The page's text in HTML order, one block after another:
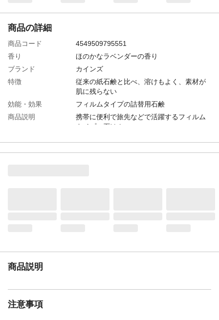
商品の詳細
商品コード
4549509795551
香り
ほのかなラベンダーの香り
ブランド
カインズ
特徴
従来の紙石鹸と比べ、溶けもよく、素材が
肌に残らない
効能・効果
フィルムタイプの詰替用石鹸
商品説明
携帯に便利で旅先などで活躍するフィルム
タイプの石けん
内容量
20g
商品説明
注意事項